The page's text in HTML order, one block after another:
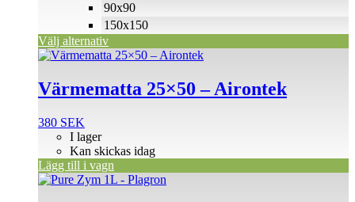
90x90
150x150
Välj alternativ
Värmematta 25×50 – Airontek
380 SEK
I lager
Kan skickas idag
Lägg till i vagn